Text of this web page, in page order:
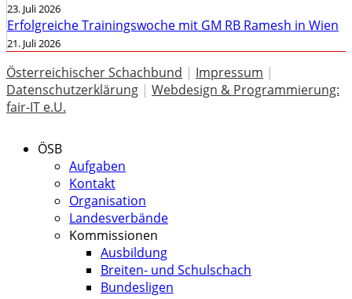
23. Juli 2026
Erfolgreiche Trainingswoche mit GM RB Ramesh in Wien
21. Juli 2026
Österreichischer Schachbund | Impressum |
Datenschutzerklärung | Webdesign & Programmierung:
fair-IT e.U.
ÖSB
Aufgaben
Kontakt
Organisation
Landesverbände
Kommissionen
Ausbildung
Breiten- und Schulschach
Bundesligen